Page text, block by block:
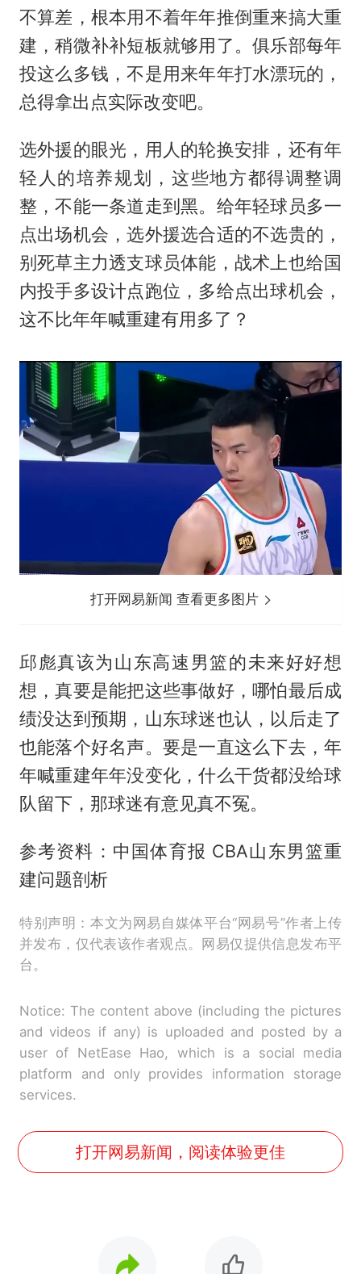
不算差，根本用不着年年推倒重来搞大重
建，稍微补补短板就够用了。俱乐部每年
投这么多钱，不是用来年年打水漂玩的，
总得拿出点实际改变吧。
选外援的眼光，用人的轮换安排，还有年
轻人的培养规划，这些地方都得调整调
整，不能一条道走到黑。给年轻球员多一
点出场机会，选外援选合适的不选贵的，
别死草主力透支球员体能，战术上也给国
内投手多设计点跑位，多给点出球机会，
这不比年年喊重建有用多了？
打开网易新闻 查看更多图片
邱彪真该为山东高速男篮的未来好好想
想，真要是能把这些事做好，哪怕最后成
绩没达到预期，山东球迷也认，以后走了
也能落个好名声。要是一直这么下去，年
年喊重建年年没变化，什么干货都没给球
队留下，那球迷有意见真不冤。
参考资料：中国体育报 CBA山东男篮重
建问题剖析
特别声明：本文为网易自媒体平台“网易号”作者上传
并发布，仅代表该作者观点。网易仅提供信息发布平
台。
Notice: The content above (including the pictures
and videos if any) is uploaded and posted by a
user of NetEase Hao, which is a social media
platform and only provides information storage
services.
打开网易新闻，阅读体验更佳